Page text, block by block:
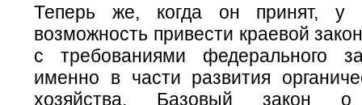
Теперь же, когда он принят, у
возможность привести краевой
с требованиями федерального
именно в части развития
хозяйства. Базовый закон о